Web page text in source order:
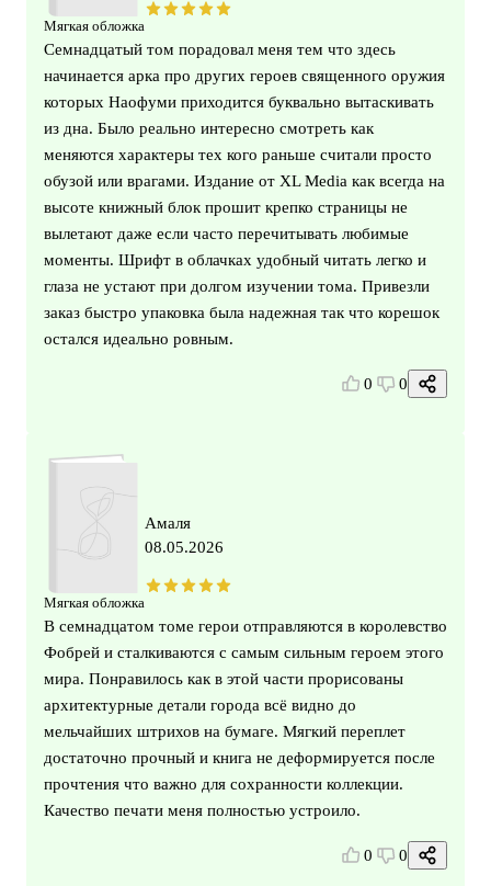
Мягкая обложка
Семнадцатый том порадовал меня тем что здесь
начинается арка про других героев священного оружия
которых Наофуми приходится буквально вытаскивать
из дна. Было реально интересно смотреть как
меняются характеры тех кого раньше считали просто
обузой или врагами. Издание от XL Media как всегда на
высоте книжный блок прошит крепко страницы не
вылетают даже если часто перечитывать любимые
моменты. Шрифт в облачках удобный читать легко и
глаза не устают при долгом изучении тома. Привезли
заказ быстро упаковка была надежная так что корешок
остался идеально ровным.
0 0
Мягкая обложка
Амаля
08.05.2026
В семнадцатом томе герои отправляются в королевство
Фобрей и сталкиваются с самым сильным героем этого
мира. Понравилось как в этой части прорисованы
архитектурные детали города всё видно до
мельчайших штрихов на бумаге. Мягкий переплет
достаточно прочный и книга не деформируется после
прочтения что важно для сохранности коллекции.
Качество печати меня полностью устроило.
0 0